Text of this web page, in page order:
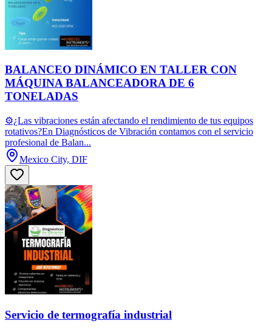
BALANCEO DINÁMICO EN TALLER CON
MÁQUINA BALANCEADORA DE 6
TONELADAS
⚙️¿Las vibraciones están afectando el rendimiento de tus equipos
rotativos?En Diagnósticos de Vibración contamos con el servicio
profesional de Balan...
Mexico City, DIF
Servicio de termografía industrial